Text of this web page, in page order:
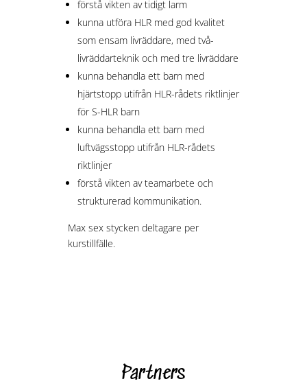
förstå vikten av tidigt larm
kunna utföra HLR med god kvalitet
som ensam livräddare, med två-
livräddarteknik och med tre livräddare
kunna behandla ett barn med
hjärtstopp utifrån HLR-rådets riktlinjer
för S-HLR barn
kunna behandla ett barn med
luftvägsstopp utifrån HLR-rådets
riktlinjer
förstå vikten av teamarbete och
strukturerad kommunikation.
Max sex stycken deltagare per
kurstillfälle.
Partners